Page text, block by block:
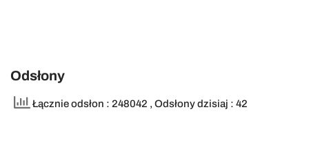
Odsłony
Łącznie odsłon : 248042 , Odsłony dzisiaj : 42